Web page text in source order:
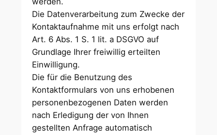
Die Datenverarbeitung zum Zwecke der
Kontaktaufnahme mit uns erfolgt nach
Art. 6 Abs. 1 S. 1 lit. a DSGVO auf
Grundlage Ihrer freiwillig erteilten
Einwilligung.
Die für die Benutzung des
Kontaktformulars von uns erhobenen
personenbezogenen Daten werden
nach Erledigung der von Ihnen
gestellten Anfrage automatisch